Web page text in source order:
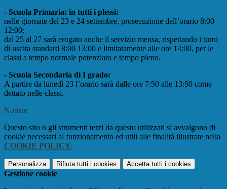
- Scuola Primaria: in tutti i plessi:
nelle giornate del 23 e 24 settembre, prosecuzione dell’orario 8:00 –
12:00;
dal 25 al 27 sarà erogato anche il servizio mensa, rispettando i turni
di uscita standard 8:00 13:00 e limitatamente alle ore 14:00, per le
classi a tempo normale potenziato e tempo pieno.
- Scuola Secondaria di I grado:
A partire da lunedì 23 l’orario sarà dalle ore 7:50 alle 13:50 come
dettato nelle classi.
Notizie
Questo sito o gli strumenti terzi da questo utilizzati si avvalgono di
cookie necessari al funzionamento ed utili alle finalità illustrate nella
COOKIE POLICY.
Personalizza Rifiuta tutti i cookies Accetta tutti i cookies
Gestione cookie